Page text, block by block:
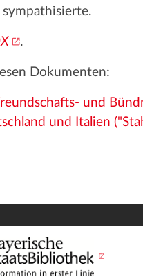
.
Dokumenten:
und
und Italien